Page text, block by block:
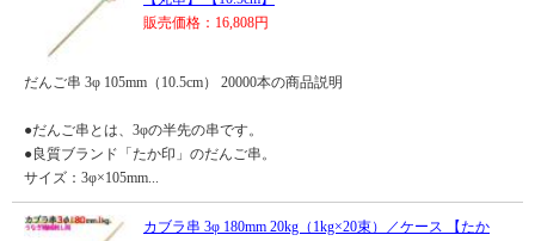
販売価格：16,808円
だんご串 3φ 105mm（10.5cm） 20000本の商品説明
●だんご串とは、3φの半先の串です。
●良質ブランド「たか印」のだんご串。
サイズ：3φ×105mm...
カブラ串 3φ 180mm 20kg（1kg×20束）／ケース 【たか